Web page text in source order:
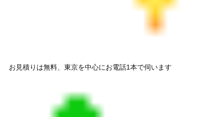
お見積りは無料、東京を中心にお電話1本で伺います